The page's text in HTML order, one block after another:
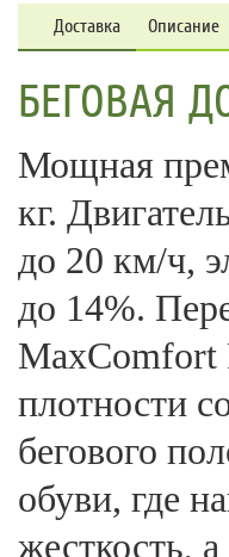
Доставка Описание
БЕГОВАЯ
Мощная
кг.
до 20 км/ч,
до 14%.
MaxComfort
плотности
бегового
обуви, где
жесткость,